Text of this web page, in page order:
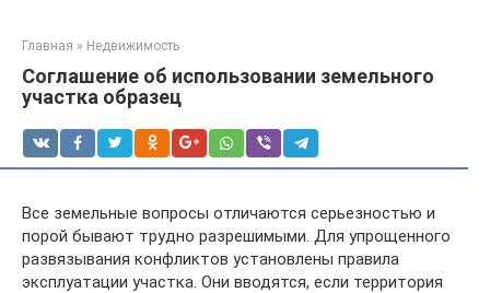
Главная » Недвижимость
Соглашение об использовании земельного
участка образец
Все земельные вопросы отличаются серьезностью и
порой бывают трудно разрешимыми. Для упрощенного
развязывания конфликтов установлены правила
эксплуатации участка. Они вводятся, если территория